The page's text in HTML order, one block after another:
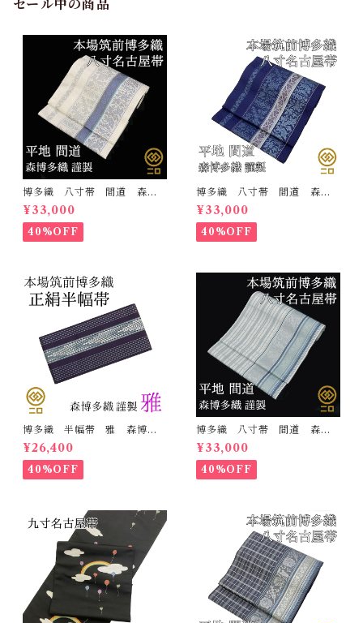
セール中の商品
博多織 八寸帯 間道 森博
多織 正絹 日本製 未仕立
て 名古屋帯
¥33,000
40%OFF
博多織 八寸帯 間道 森博
多織 正絹 日本製 未仕立
て 名古屋帯
¥33,000
40%OFF
博多織 半幅帯 雅 森博多
織 正絹 リバーシブル 長
さ/3m78cm 日本製 和装
小袋帯 半巾帯
¥26,400
40%OFF
博多織 八寸帯 間道 森博
多織 正絹 日本製 未仕立
て 名古屋帯
¥33,000
40%OFF